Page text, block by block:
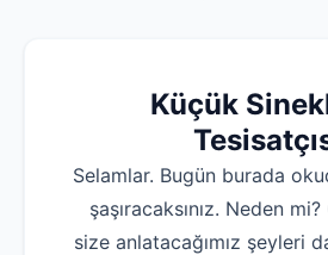
Küçük
Selamlar. Bugün burada
şaşıracaksınız. Neden
size anlatacağımız şeyleri